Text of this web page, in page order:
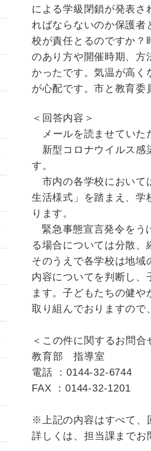
による学級閉鎖が発表
ればならないのか保護者
校が責任とるのですか？
のあり方や開催時期、方
かったです。気温が高く
が心配です。市と教育委
＜回答内容＞
メールを読ませていた
新型コロナウイルス感
す。
市内の各学校において
生活様式」を踏まえ、学
ります。
緊急事態宣言発令をう
る場合については分散、
そのうえで各学校は地域
内容についてを判断し、
ます。子どもたちの健
取り組んでおりますので
＜この件に関するお問合
教育部 指導室
電話 ：0144-32-6744
FAX ：0144-32-1201
※上記の内容はすべて、
詳しくは、担当課までお